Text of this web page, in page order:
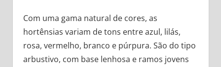
Com uma gama natural de cores, as
hortênsias variam de tons entre azul, lilás,
rosa, vermelho, branco e púrpura. São do tipo
arbustivo, com base lenhosa e ramos jovens